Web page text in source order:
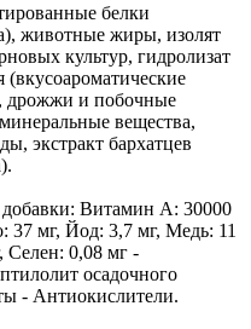
белки
животные жиры, изолят
культур, гидролизат
дрожжи и побочные
вещества,
экстракт бархатцев
Витамин A: 30000
мг, Йод: 3,7 мг, Медь: 11
Ceлeн: 0,08 мг -
осадочного
- Антиокислители.